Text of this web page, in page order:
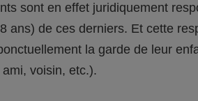
sont en effet juridiquement
ans) de ces derniers. Et cette
la garde de leur
voisin, etc.).